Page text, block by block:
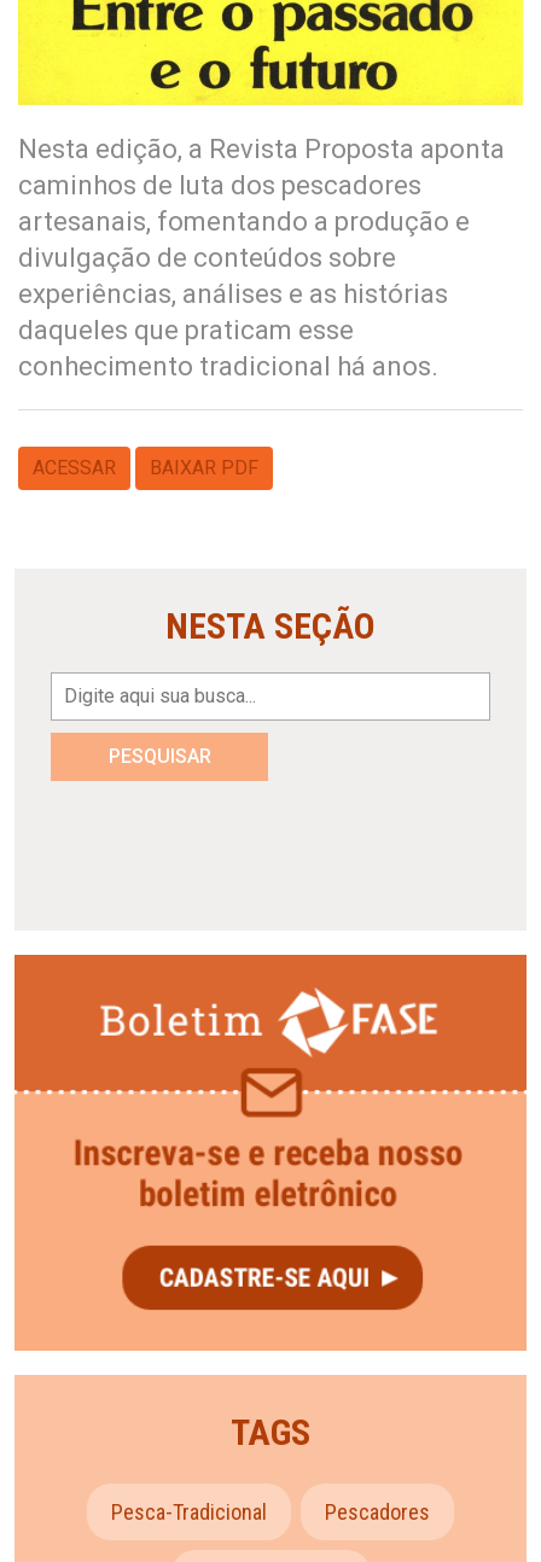
Nesta edição, a Revista Proposta aponta
caminhos de luta dos pescadores
artesanais, fomentando a produção e
divulgação de conteúdos sobre
experiências, análises e as histórias
daqueles que praticam esse
conhecimento tradicional há anos.
ACESSAR BAIXAR PDF
NESTA SEÇÃO
PESQUISAR
TAGS
Pesca-Tradicional Pescadores